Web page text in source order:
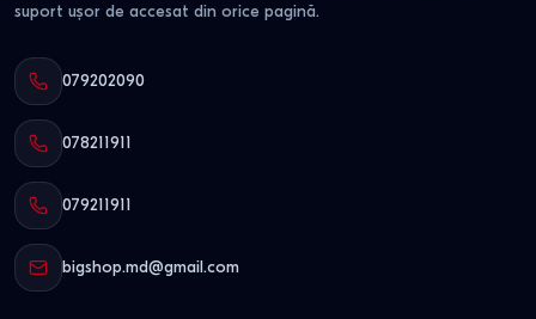
suport ușor de accesat din orice pagină.
079202090
078211911
079211911
bigshop.md@gmail.com